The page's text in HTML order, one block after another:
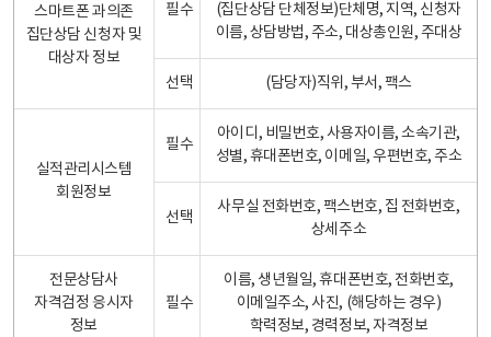
스마트폰 과의존
집단상담 신청자 및
대상자 정보
필수
(집단상담 단체정보)단체명, 지역, 신청자
이름, 상담방법, 주소, 대상총인원, 주대상
선택 (담당자)직위, 부서, 팩스
실적관리시스템
회원정보
필수
아이디, 비밀번호, 사용자이름, 소속기관,
성별, 휴대폰번호, 이메일, 우편번호, 주소
선택
사무실 전화번호, 팩스번호, 집 전화번호,
상세주소
전문상담사
자격검정 응시자
정보
필수
이름, 생년월일, 휴대폰번호, 전화번호,
이메일주소, 사진, (해당하는 경우)
학력정보, 경력정보, 자격정보